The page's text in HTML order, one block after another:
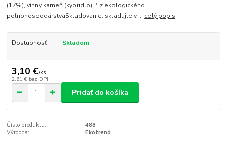
(17%), vínny kameň (kypridlo). * z ekologického
poľnohospodárstvaSkladovanie: skladujte v ... celý popis
Dostupnosť Skladom
3,10 €/ks
2,61 € bez DPH
Pridať do košíka
Číslo produktu:
488
Výrobca:
Ekotrend